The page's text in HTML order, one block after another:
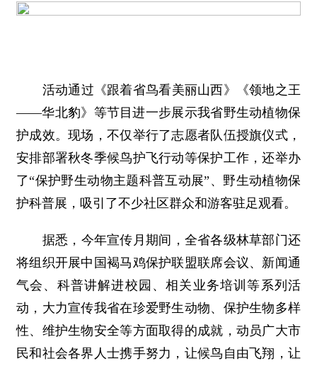
活动通过《跟着省鸟看美丽山西》《领地之王
——华北豹》等节目进一步展示我省野生动植物保
护成效。现场，不仅举行了志愿者队伍授旗仪式，
安排部署秋冬季候鸟护飞行动等保护工作，还举办
了“保护野生动物主题科普互动展”、野生动植物保
护科普展，吸引了不少社区群众和游客驻足观看。
据悉，今年宣传月期间，全省各级林草部门还
将组织开展中国褐马鸡保护联盟联席会议、新闻通
气会、科普讲解进校园、相关业务培训等系列活
动，大力宣传我省在珍爱野生动物、保护生物多样
性、维护生物安全等方面取得的成就，动员广大市
民和社会各界人士携手努力，让候鸟自由飞翔，让